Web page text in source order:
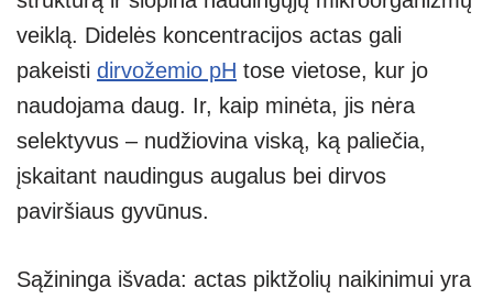
veiklą. Didelės koncentracijos actas gali
pakeisti dirvožemio pH tose vietose, kur jo
naudojama daug. Ir, kaip minėta, jis nėra
selektyvus – nudžiovina viską, ką paliečia,
įskaitant naudingus augalus bei dirvos
paviršiaus gyvūnus.
Sąžininga išvada: actas piktžolių naikinimui yra